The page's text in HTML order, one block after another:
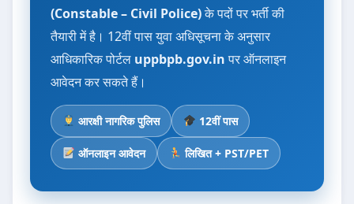
(Constable – Civil Police)के पदों पर भर्ती की
तैयारी में है। 12वीं पास युवा अधिसूचना के अनुसार
आधिकारिक पोर्टल uppbpb.gov.inपर ऑनलाइन
आवेदन कर सकते हैं।
आरक्षी नागरिक पुलिस 12वीं पास
ऑनलाइन आवेदन लिखित + PST/PET